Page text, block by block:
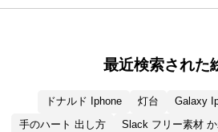
最近検索された
ドナルド Iphone 灯台
手のハート 出し方
Slack フリー素材